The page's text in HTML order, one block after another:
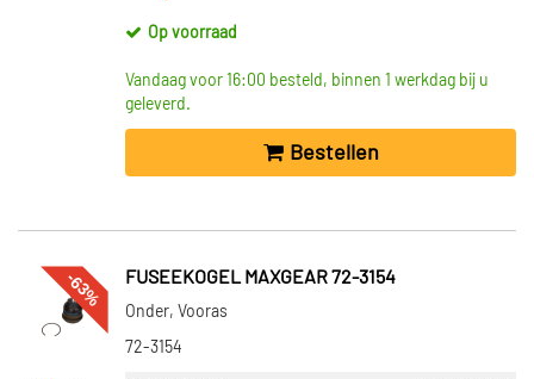
Op voorraad
Vandaag voor 16:00 besteld, binnen 1 werkdag bij u
geleverd.
Bestellen
-63% FUSEEKOGEL MAXGEAR 72-3154
Onder, Vooras
72-3154